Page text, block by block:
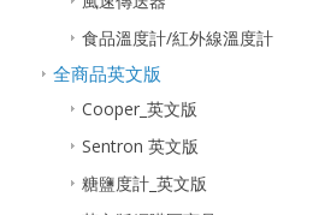
食品溫度計/紅外線溫度計
全商品英文版
Cooper_英文版
Sentron 英文版
糖鹽度計_英文版